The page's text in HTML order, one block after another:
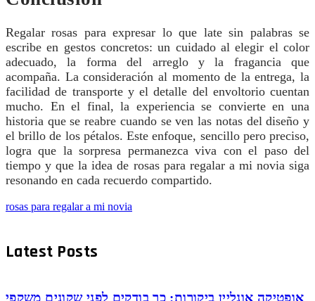
Regalar rosas para expresar lo que late sin palabras se
escribe en gestos concretos: un cuidado al elegir el color
adecuado, la forma del arreglo y la fragancia que
acompaña. La consideración al momento de la entrega, la
facilidad de transporte y el detalle del envoltorio cuentan
mucho. En el final, la experiencia se convierte en una
historia que se reabre cuando se ven las notas del diseño y
el brillo de los pétalos. Este enfoque, sencillo pero preciso,
logra que la sorpresa permanezca viva con el paso del
tiempo y que la idea de rosas para regalar a mi novia siga
resonando en cada recuerdo compartido.
rosas para regalar a mi novia
Latest Posts
אופטיקה אונליין ביקורות: כך בודקים לפני שקונים משקפי